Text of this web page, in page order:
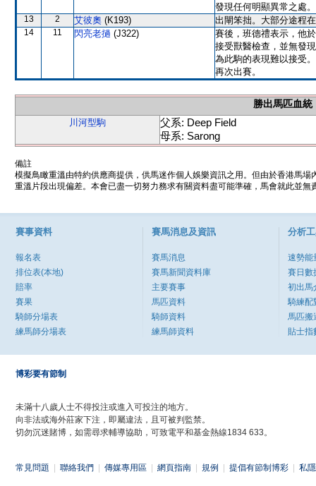
發現任何明顯異常之處。
13 2 艾彼奧 (K193) 出閘笨拙。大部分途程
14 11 閃亮老撾 (J322)
賽後，班德禮表示，他
接受獸醫檢查，並無發
為此駒的表現難以接受
再次出賽。
勝出馬匹血統
川河型駒
父系: Deep Field
母系: Sarong
備註
模擬鳥瞰重溫由特約供應商提供，供馬迷作個人娛樂資訊之用。但由於香港馬
重溫片段出現偏差。本會已盡一切努力務求有關資料盡可能準確，馬會就此並
賽事資料
報名表
排位表(本地)
賠率
賽果
騎師分場表
練馬師分場表
賽馬消息及資訊
賽馬消息
賽馬新聞資料庫
主要賽事
馬匹資料
騎師資料
練馬師資料
分析
速勢能
賽日數
初出馬
騎練配
馬匹搬
貼士指
博彩要有節制
未滿十八歲人士不得投注或進入可投注的地方。
向非法或海外莊家下注，即屬違法，且可被判監禁。
切勿沉迷賭博，如需尋求輔導協助，可致電平和基金熱線1834 633。
常見問題 聯絡我們 傳媒專用區 網頁指南 規例 提倡有節制博彩 私